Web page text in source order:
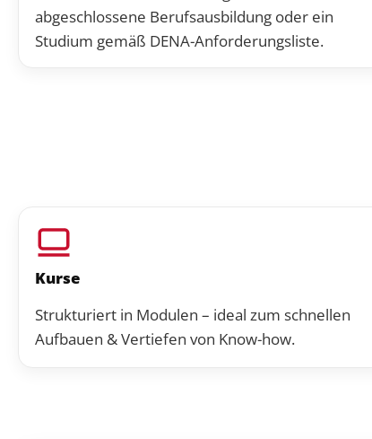
abgeschlossene Berufsausbildung oder ein
Studium gemäß DENA-Anforderungsliste.
Kurse
Strukturiert in Modulen – ideal zum schnellen
Aufbauen & Vertiefen von Know-how.